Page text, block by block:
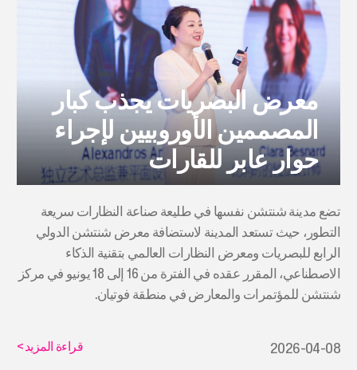
معرض البصريات يجذب كبار
المصممين الأوروبيين لإجراء
حوار عابر للقارات
تضع مدينة شنتشن نفسها في طليعة صناعة النظارات سريعة
التطور، حيث تستعد المدينة لاستضافة معرض شنتشن الدولي
الرابع للبصريات ومعرض النظارات العالمي بتقنية الذكاء
الاصطناعي، المقرر عقده في الفترة من 16 إلى 18 يونيو في مركز
شنتشن للمؤتمرات والمعارض في منطقة فوتيان.
2026-04-08 قراءة المزيد>